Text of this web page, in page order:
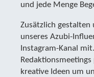
und jede Menge
Zusätzlich gestalten
unseres Azubi-
Instagram-Kanal
kreative Ideen um